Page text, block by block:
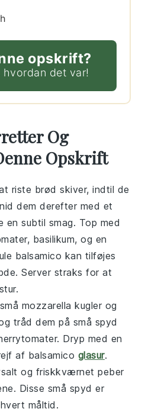
opskrift?
hvordan det var!
Og
Opskrift
riste brød skiver, indtil de
dem derefter med et
en subtil smag. Top med
, basilikum, og en
balsamico kan tilføjes
Server straks for at
mozzarella kugler og
tråd dem på små spyd
. Dryp med en
af balsamico glasur.
og friskkværnetpeber
Disse små spyd er
måltid.